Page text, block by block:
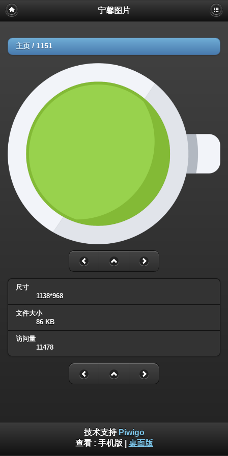
宁馨图片
主页 / 1151
尺寸
1138*968
文件大小
86 KB
访问量
11478
技术支持 Piwigo
查看 : 手机版 桌面版